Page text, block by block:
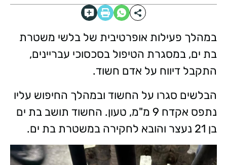
במהלך פעילות אופרטיבית של בלשי משטרת
בת ים, במסגרת הטיפול בסכסוכי עבריינים,
התקבל דיווח על אדם חשוד.
הבלשים סגרו על החשוד ובמהלך החיפוש עליו
נתפס אקדח 9 מ"מ, טעון. החשוד תושב בת ים
בן 21 נעצר והובא לחקירה במשטרת בת ים.